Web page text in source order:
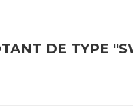
DE TYPE